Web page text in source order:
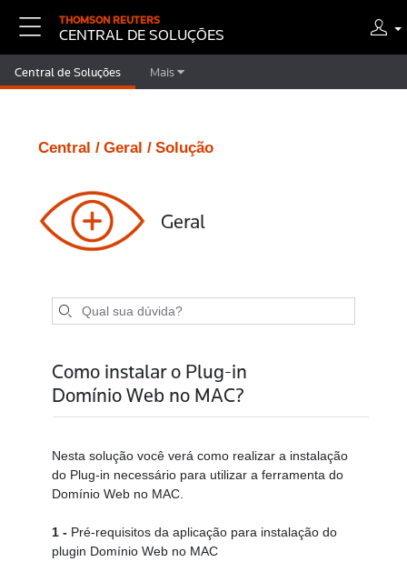
THOMSON REUTERS
CENTRAL DE SOLUÇÕES
Central de Soluções Mais
Central / Geral / Solução
Geral
Como instalar o Plug-in
Domínio Web no MAC?
Nesta solução você verá como realizar a instalação
do Plug-in necessário para utilizar a ferramenta do
Domínio Web no MAC.
1 - Pré-requisitos da aplicação para instalação do
plugin Domínio Web no MAC